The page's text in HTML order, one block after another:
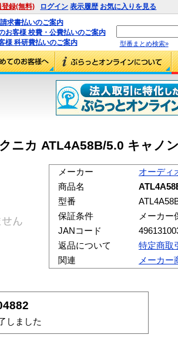
登録(無料) ログイン 表示履歴 お気に入りを見る
求書払いのご案内
お客様 校費・公費払いのご案内
様 科研費払いのご案内
型番まとめ検索»
ニカ ATL4A58B/5.0 キャノ
メーカー
オーディ
商品名
型番
保証条件
メーカー
JANコード
返品について
特定商取
関連
メーカー
しました